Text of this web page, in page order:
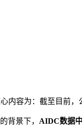
内容为：截至目前，
背景下， AIDC数据